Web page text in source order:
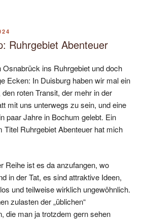
Ruhrgebiet Abenteuer
ins Ruhrgebiet und doch
Ecken: In Duisburg haben wir mal ein
roten Transit, der mehr in der
mit uns unterwegs zu sein, und eine
paar Jahre in Bochum gelebt. Ein
Titel Ruhrgebiet Abenteuer hat mich
Reihe ist es da anzufangen, wo
in der Tat, es sind attraktive Ideen,
und teilweise wirklich ungewöhnlich.
zulasten der „üblichen“
die man ja trotzdem gern sehen